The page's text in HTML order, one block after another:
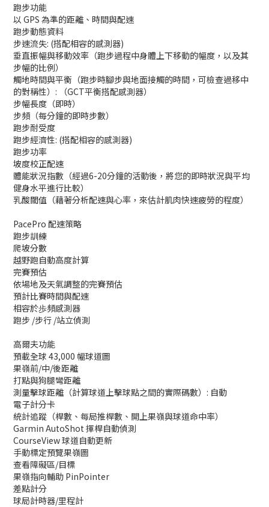
跑步功能
以 GPS 為準的距離、時間與配速
跑步動態資料
步速流失: (搭配相容的感測器)
垂直振幅與移動效率（跑步過程中身體上下移動的幅度，以及其
步幅的比例）
觸地時間與平衡（跑步時腳步與地面接觸的時間，可檢查過移中
的對稱性）: （GCT平衡搭配感測器）
步幅長度（即時）
步頻（每分鐘的即時步數）
跑步耐受度
跑步經濟性: (搭配相容的感測器)
跑步功率
坡度校正配速
體能狀況指數（經過6-20分鐘的活動後，將您的即時狀況與平均
健身水平進行比較）
乳酸閾值（藉著分析配速與心率，來估計肌肉快速疲勞的程度）
PacePro 配速策略
跑步訓練
爬坡分數
越野跑自動高度計算
完賽預估
依場地及天氣調整的完賽預估
預計比賽時間與配速
相容於歩頻感測器
跑步 /步行 /站立偵測
高爾夫功能
預載全球 43,000 幅球道圖
果嶺前/中/後距離
打點與狗腿彎距離
測量擊球距離（計算球道上擊球點之間的實際碼數）: 自動
電子計分卡
統計追蹤（桿數、每局推桿數、開上果嶺與球道命中率）
Garmin AutoShot 揮桿自動偵測
CourseView 球道自動更新
手動標定預覽果嶺圖
查看障礙區/目標
果嶺指向輔助 PinPointer
差點計分
球局計時器/里程計